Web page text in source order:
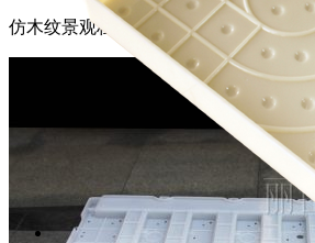
仿木纹景观栏片模具正面